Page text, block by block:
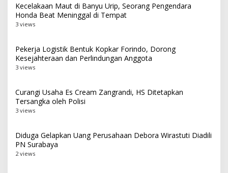
Kecelakaan Maut di Banyu Urip, Seorang Pengendara
Honda Beat Meninggal di Tempat
3 views
Pekerja Logistik Bentuk Kopkar Forindo, Dorong
Kesejahteraan dan Perlindungan Anggota
3 views
Curangi Usaha Es Cream Zangrandi, HS Ditetapkan
Tersangka oleh Polisi
3 views
Diduga Gelapkan Uang Perusahaan Debora Wirastuti Diadili
PN Surabaya
2 views